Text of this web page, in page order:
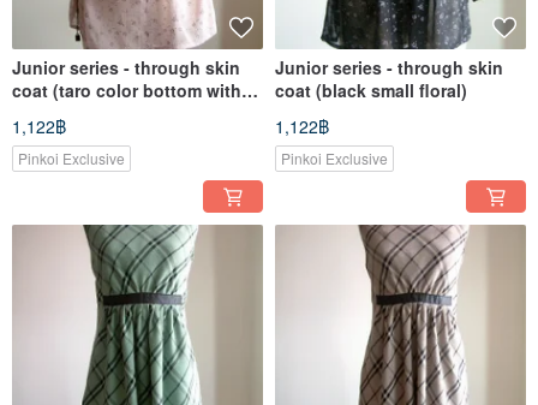
Junior series - through skin
coat (taro color bottom with
small floral)
1,122฿
Pinkoi Exclusive
Junior series - through skin
coat (black small floral)
1,122฿
Pinkoi Exclusive